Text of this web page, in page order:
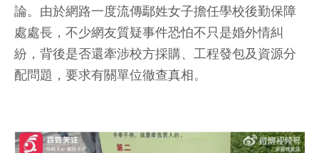
論。由於網路一度流傳鄢姓女子擔任學校後勤保障
處處長，不少網友質疑事件恐怕不只是婚外情糾
紛，背後是否還牽涉校方採購、工程發包及資源分
配問題，要求有關單位徹查真相。